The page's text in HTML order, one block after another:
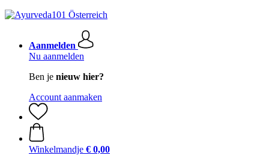
Aanmelden
Nu aanmelden
Ben je nieuw hier?
Account aanmaken
Winkelmandje € 0,00